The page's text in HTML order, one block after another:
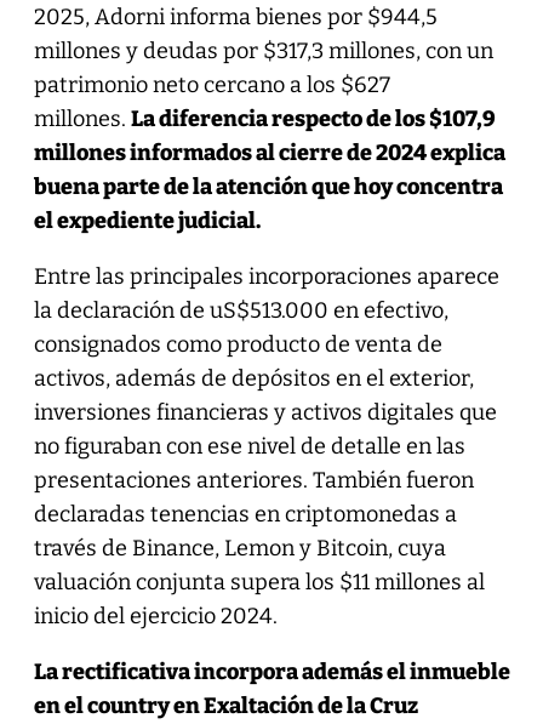
2025, Adorni informa bienes por $944,5
millones y deudas por $317,3 millones, con un
patrimonio neto cercano a los $627
millones. La diferencia respecto de los $107,9
millones informados al cierre de 2024 explica
buena parte de la atención que hoy concentra
el expediente judicial.
Entre las principales incorporaciones aparece
la declaración de uS$513.000 en efectivo,
consignados como producto de venta de
activos, además de depósitos en el exterior,
inversiones financieras y activos digitales que
no figuraban con ese nivel de detalle en las
presentaciones anteriores. También fueron
declaradas tenencias en criptomonedas a
través de Binance, Lemon y Bitcoin, cuya
valuación conjunta supera los $11 millones al
inicio del ejercicio 2024.
La rectificativa incorpora además el inmueble
en el country en Exaltación de la Cruz